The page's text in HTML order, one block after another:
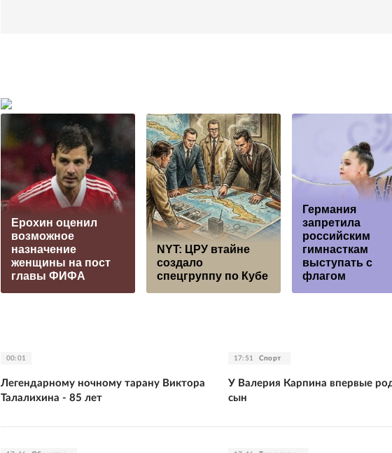
Ерохин оценил
возможное
назначение
женщины на пост
главы ФИФА
NYT: ЦРУ втайне
создало
спецгруппу по Кубе
Германия
запретила
российским
гимнасткам
выступать с
флагом
00:01
Легендарному ночному тарану Виктора
Талалихина - 85 лет
17:51 Спорт
У Валерия Карпина впервые
сын